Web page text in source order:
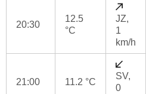
20:30
12.5
°C
JZ,
1
km/h
21:00 11.2 °C
SV,
0